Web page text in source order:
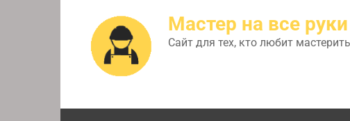
Мастер на все руки
Сайт для тех, кто любит